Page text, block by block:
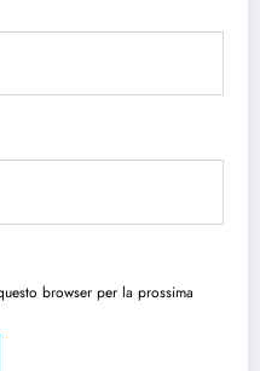
browser per la prossima